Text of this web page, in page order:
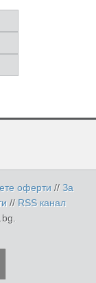
оферти//За
// RSS канал